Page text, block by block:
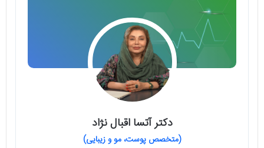
دکتر آتسا اقبال نژاد
(متخصص پوست، مو و زیبایی)